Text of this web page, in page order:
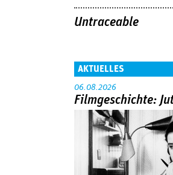
Untraceable
AKTUELLES
06.08.2026
Filmgeschichte: